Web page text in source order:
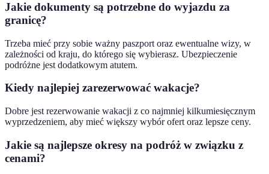
Jakie dokumenty są potrzebne do wyjazdu za
granicę?
Trzeba mieć przy sobie ważny paszport oraz ewentualne wizy, w
zależności od kraju, do którego się wybierasz. Ubezpieczenie
podróżne jest dodatkowym atutem.
Kiedy najlepiej zarezerwować wakacje?
Dobre jest rezerwowanie wakacji z co najmniej kilkumiesięcznym
wyprzedzeniem, aby mieć większy wybór ofert oraz lepsze ceny.
Jakie są najlepsze okresy na podróż w związku z
cenami?